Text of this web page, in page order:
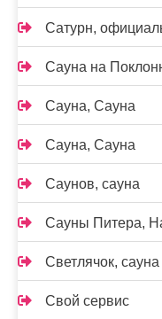
Сатурн,
Сауна на
Сауна, Сауна
Сауна, Сауна
Саунов, сауна
Сауны Питера,
Светлячок, сауна
Свой сервис